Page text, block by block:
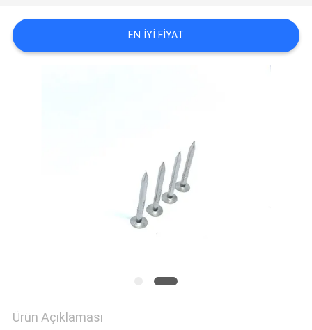
SITE
HARITASI
EN IYI FIYAT
Ürün Açıklaması